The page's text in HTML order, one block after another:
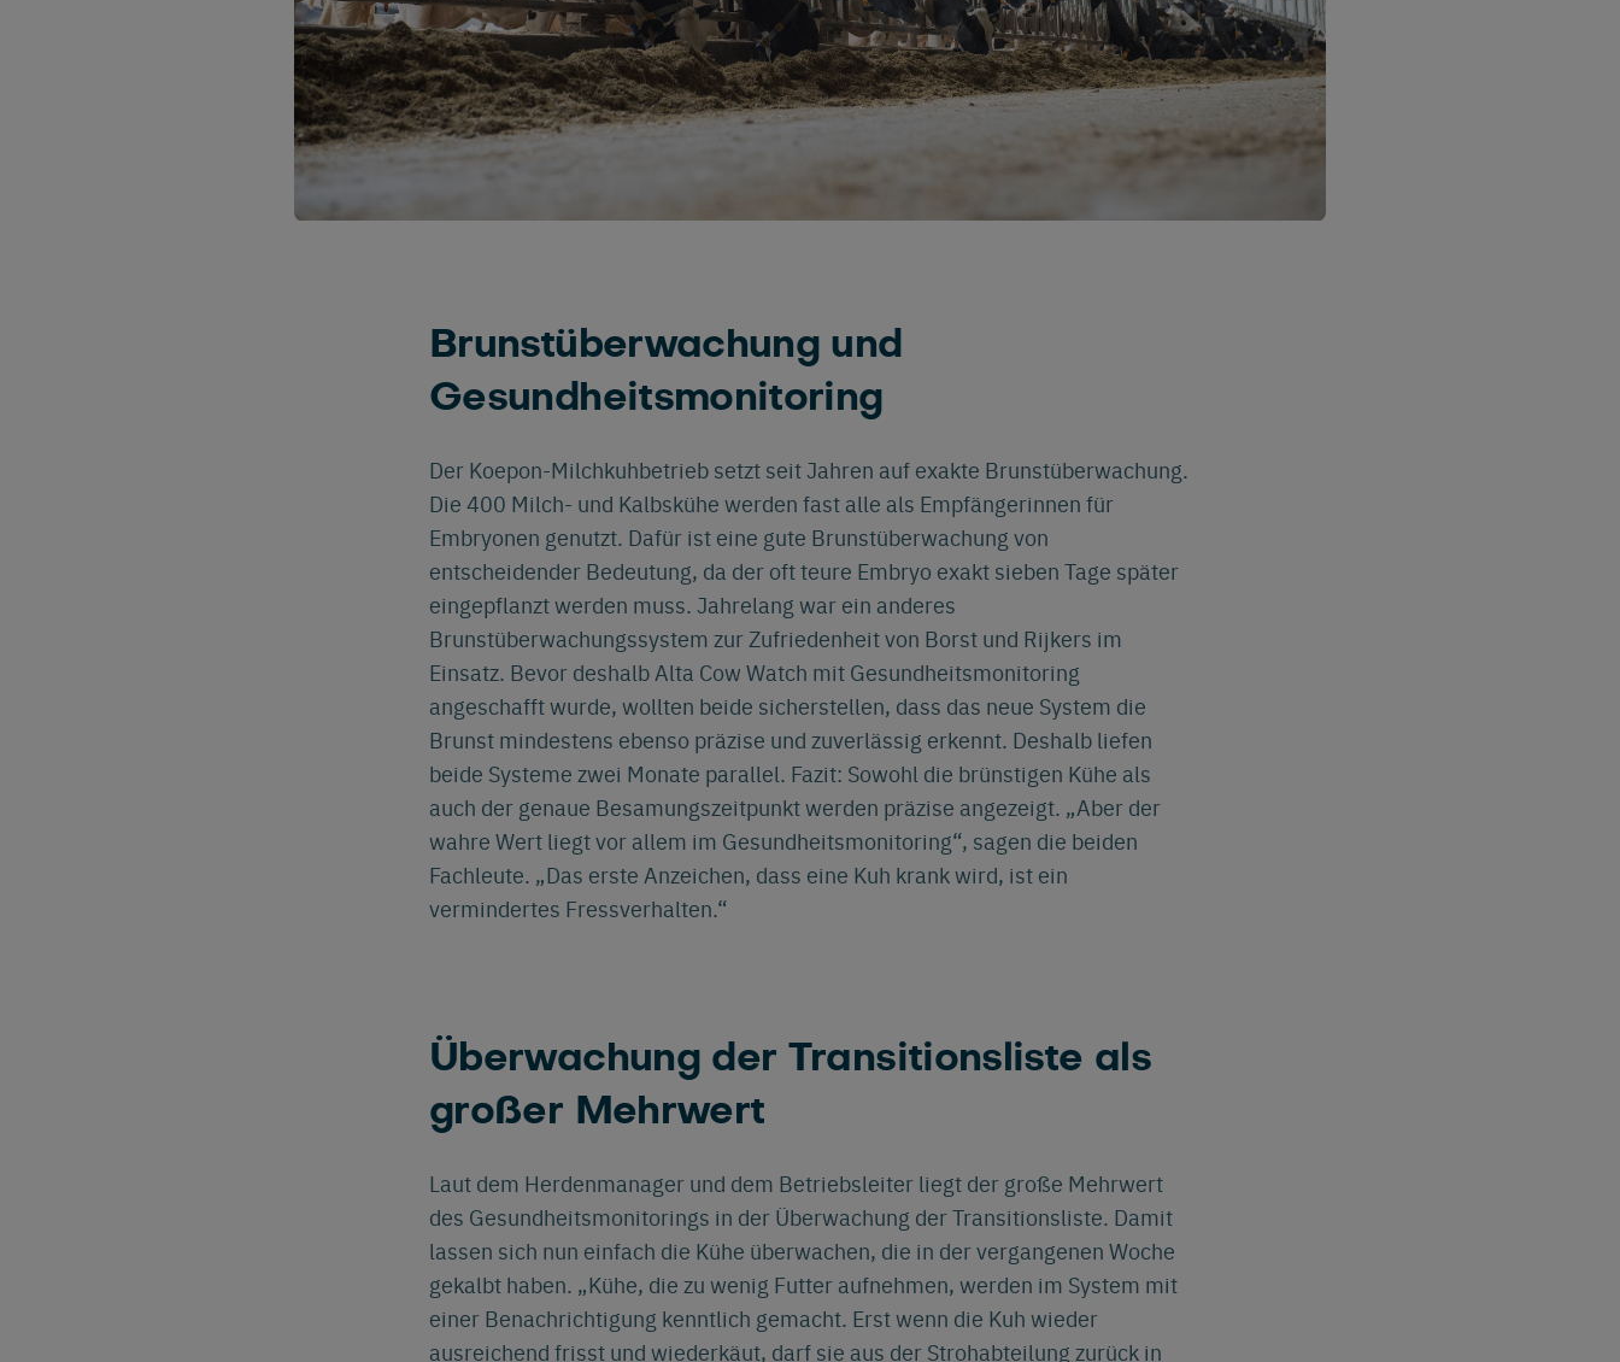
Brunstüberwachung und
Gesundheitsmonitoring
Der Koepon-Milchkuhbetrieb setzt seit Jahren auf exakte Brunstüberwachung.
Die 400 Milch- und Kalbskühe werden fast alle als Empfängerinnen für
Embryonen genutzt. Dafür ist eine gute Brunstüberwachung von
entscheidender Bedeutung, da der oft teure Embryo exakt sieben Tage später
eingepflanzt werden muss. Jahrelang war ein anderes
Brunstüberwachungssystem zur Zufriedenheit von Borst und Rijkers im
Einsatz. Bevor deshalb Alta Cow Watch mit Gesundheitsmonitoring
angeschafft wurde, wollten beide sicherstellen, dass das neue System die
Brunst mindestens ebenso präzise und zuverlässig erkennt. Deshalb liefen
beide Systeme zwei Monate parallel. Fazit: Sowohl die brünstigen Kühe als
auch der genaue Besamungszeitpunkt werden präzise angezeigt. „Aber der
wahre Wert liegt vor allem im Gesundheitsmonitoring“, sagen die beiden
Fachleute. „Das erste Anzeichen, dass eine Kuh krank wird, ist ein
vermindertes Fressverhalten.“
Überwachung der Transitionsliste als
großer Mehrwert
Laut dem Herdenmanager und dem Betriebsleiter liegt der große Mehrwert
des Gesundheitsmonitorings in der Überwachung der Transitionsliste. Damit
lassen sich nun einfach die Kühe überwachen, die in der vergangenen Woche
gekalbt haben. „Kühe, die zu wenig Futter aufnehmen, werden im System mit
einer Benachrichtigung kenntlich gemacht. Erst wenn die Kuh wieder
ausreichend frisst und wiederkäut, darf sie aus der Strohabteilung zurück in
Wechseln Sie zu Ihrer bevorzugten
Sprache
Wir sehen, dass Sie die englische Website besuchen.
Möchten Sie wechseln zu:
Deutsch English Nederlands
Español Français